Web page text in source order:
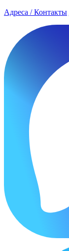
Адреса / Контакты